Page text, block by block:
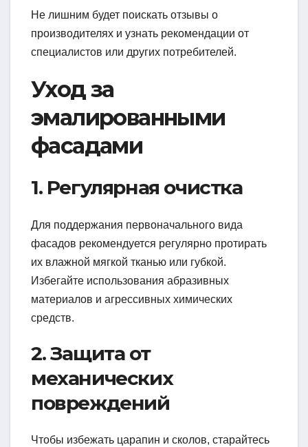
Не лишним будет поискать отзывы о
производителях и узнать рекомендации от
специалистов или других потребителей.
Уход за
эмалированными
фасадами
1. Регулярная очистка
Для поддержания первоначального вида
фасадов рекомендуется регулярно протирать
их влажной мягкой тканью или губкой.
Избегайте использования абразивных
материалов и агрессивных химических
средств.
2. Защита от
механических
повреждений
Чтобы избежать царапин и сколов, старайтесь